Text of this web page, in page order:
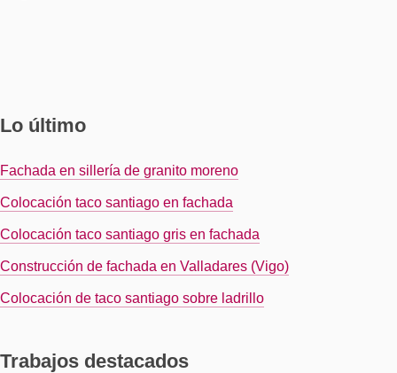
Lo último
Fachada en sillería de granito moreno
Colocación taco santiago en fachada
Colocación taco santiago gris en fachada
Construcción de fachada en Valladares (Vigo)
Colocación de taco santiago sobre ladrillo
Trabajos destacados